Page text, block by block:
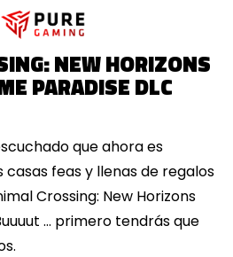
NEW HORIZONS
PARADISE DLC
que ahora es
feas y llenas de regalos
Crossing: New Horizons
… primero tendrás que